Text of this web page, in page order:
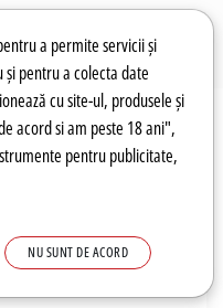
uria permite servicii și
pentru a colecta date
cu site-ul, produsele și
acord si am peste 18 ani",
pentru publicitate,
NU SUNT DE ACORD
Autentificare